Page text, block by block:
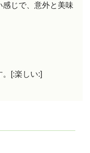
じで、意外と美味
[:楽しい:]